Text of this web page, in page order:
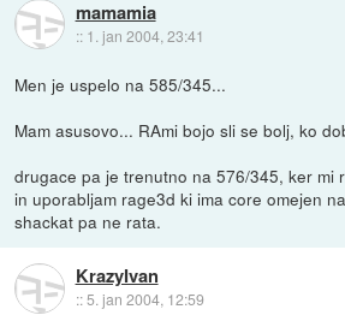
mamamia
:: 1. jan 2004, 23:41
Men je uspelo na 585/345...
Mam asusovo... RAmi bojo sli se bolj, ko
drugace pa je trenutno na 576/345, ker mi
in uporabljam rage3d ki ima core omejen
shackat pa ne rata.
KrazyIvan
::5. jan 2004, 12:59